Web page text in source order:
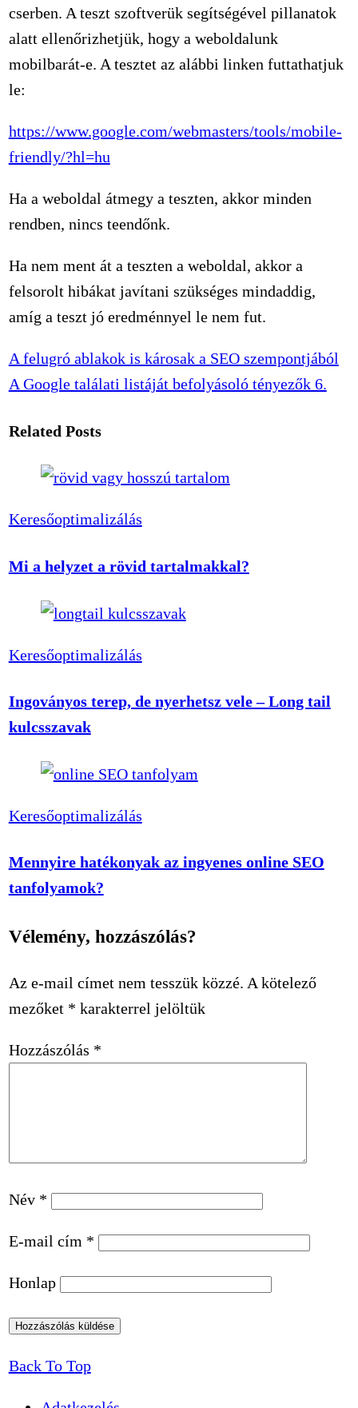
cserben. A teszt szoftverük segítségével pillanatok
alatt ellenőrizhetjük, hogy a weboldalunk
mobilbarát-e. A tesztet az alábbi linken futtathatjuk
le:
https://www.google.com/webmasters/tools/mobile-
friendly/?hl=hu
Ha a weboldal átmegy a teszten, akkor minden
rendben, nincs teendőnk.
Ha nem ment át a teszten a weboldal, akkor a
felsorolt hibákat javítani szükséges mindaddig,
amíg a teszt jó eredménnyel le nem fut.
A felugró ablakok is károsak a SEO szempontjából
A Google találati listáját befolyásoló tényezők 6.
Related Posts
Keresőoptimalizálás
Mi a helyzet a rövid tartalmakkal?
Keresőoptimalizálás
Ingoványos terep, de nyerhetsz vele – Long tail
kulcsszavak
Keresőoptimalizálás
Mennyire hatékonyak az ingyenes online SEO
tanfolyamok?
Vélemény, hozzászólás?
Az e-mail címet nem tesszük közzé. A kötelező
mezőket * karakterrel jelöltük
Hozzászólás *
Név *
E-mail cím *
Honlap
Back To Top